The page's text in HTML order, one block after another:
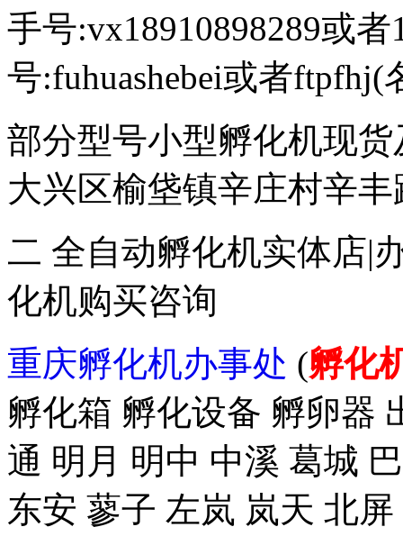
手号:vx18910898289或
号:fuhuashebei或者
部分型号小型孵化机现
大兴区榆垡镇辛庄村辛丰
二 全自动孵化机实体店|
化机购买咨询
重庆孵化机办事处 (孵化
孵化箱 孵化设备 孵卵器
通 明月 明中 中溪 葛城
东安 蓼子 左岚 岚天 北